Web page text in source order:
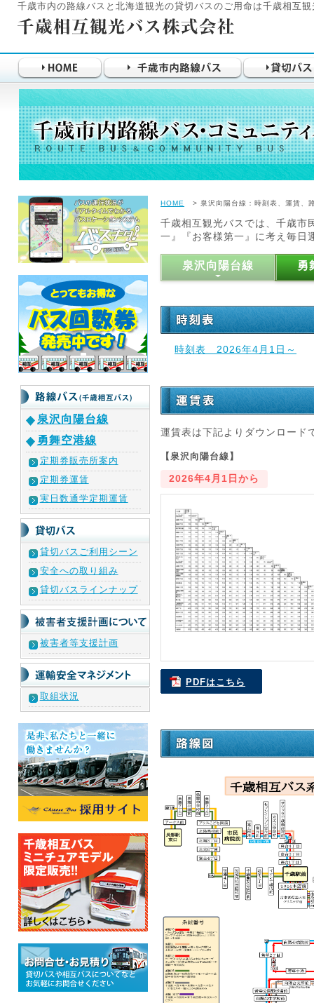
千歳市内の路線バスと北海道観光の貸切バスのご用命は千歳相互
HOME > 泉沢向陽台線：時刻表、運賃、
千歳相互観光バスでは、千歳市
一』『お客様第一』に考え毎日
泉沢向陽台線 勇
時刻表 2026年4月1日～
運賃表は下記よりダウンロード
【泉沢向陽台線】
2026年4月1日から
PDFはこちら
泉沢向陽台線
勇舞空港線
定期券販売所案内
定期券運賃
実日数通学定期運賃
貸切バスご利用シーン
安全への取り組み
貸切バスラインナップ
被害者等支援計画
取組状況